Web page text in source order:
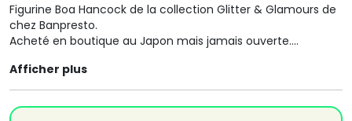
Figurine Boa Hancock de la collection Glitter & Glamours de
chez Banpresto.
Acheté en boutique au Japon mais jamais ouverte.
Pour plus d'informations n'hésitez pas à me contacter 😉
Afficher plus